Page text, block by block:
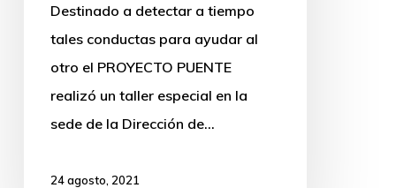
Destinado a detectar a tiempo
tales conductas para ayudar al
otro el PROYECTO PUENTE
realizó un taller especial en la
sede de la Dirección de…
24 agosto, 2021